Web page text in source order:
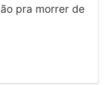
pra morrer de